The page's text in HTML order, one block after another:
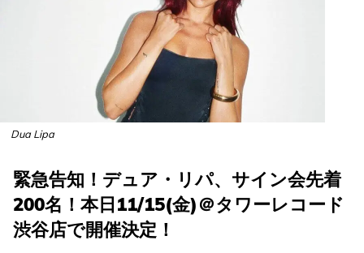
Dua Lipa
緊急告知！デュア・リパ、サイン会先着
200名！本日11/15(金)＠タワーレコード
渋谷店で開催決定！